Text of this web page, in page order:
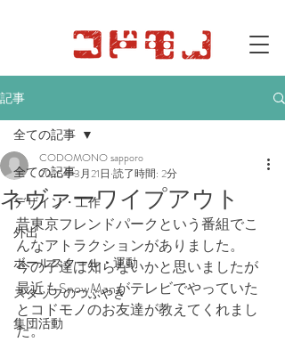
記事
全ての記事
デザイン・工作
外出
ボールスクール・運動
スタッフのつぶやき
集団活動
全ての記事
ネヴァーワイプアウト
CODOMONO sapporo
2025年3月21日 読了時間: 2分
昔東京フレンドパークという番組でこ
んなアトラクションがありました。
今の子達は知らないかと思いましたが
最近もSnowManがテレビでやっていた
とコドモノのお友達が教えてくれまし
た。